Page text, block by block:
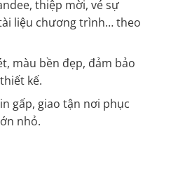
thiệp mời, vé sự
liệu chương trình… theo
màu bền đẹp, đảm bảo
kế.
gấp, giao tận nơi phục
nhỏ.